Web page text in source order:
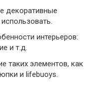
декоративные
интерьеров:
и т.д.
таких элементов, как
и lifebuoys.